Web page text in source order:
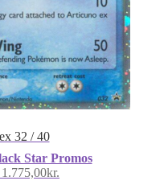
32 / 40
Star Promos
1.775,00kr.